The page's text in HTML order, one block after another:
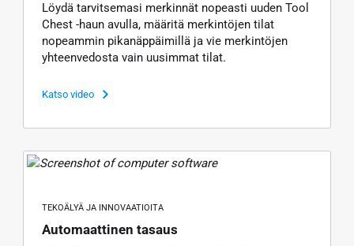
Löydä tarvitsemasi merkinnät nopeasti uuden Tool
Chest -haun avulla, määritä merkintöjen tilat
nopeammin pikanäppäimillä ja vie merkintöjen
yhteenvedosta vain uusimmat tilat.
Katso video
TEKOÄLYÄ JA INNOVAATIOITA
Automaattinen tasaus